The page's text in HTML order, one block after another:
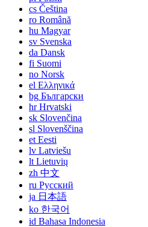
cs Čeština
ro Română
hu Magyar
sv Svenska
da Dansk
fi Suomi
no Norsk
el Ελληνικά
bg Български
hrHrvatski
sk Slovenčina
sl Slovenščina
et Eesti
lv Latviešu
lt Lietuvių
zh 中文
ru Русский
ja 日本語
ko 한국어
id Bahasa Indonesia